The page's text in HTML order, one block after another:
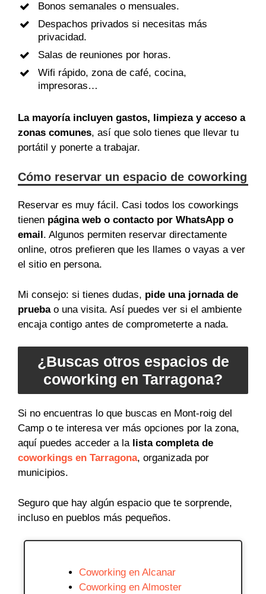
Bonos semanales o mensuales.
Despachos privados si necesitas más
privacidad.
Salas de reuniones por horas.
Wifi rápido, zona de café, cocina,
impresoras…
La mayoría incluyen gastos, limpieza y acceso a
zonas comunes, así que solo tienes que llevar tu
portátil y ponerte a trabajar.
Cómo reservar un espacio de coworking
Reservar es muy fácil. Casi todos los coworkings
tienen página web o contacto por WhatsApp o
email . Algunos permiten reservar directamente
online, otros prefieren que les llames o vayas a ver
el sitio en persona.
Mi consejo: si tienes dudas, pide una jornada de
pruebao una visita. Así puedes ver si el ambiente
encaja contigo antes de comprometerte a nada.
¿Buscas otros espacios de
coworking en Tarragona?
Si no encuentras lo que buscas en Mont-roig del
Camp o te interesa ver más opciones por la zona,
aquí puedes acceder a lalista completa de
coworkings en Tarragona, organizada por
municipios.
Seguro que hay algún espacio que te sorprende,
incluso en pueblos más pequeños.
Coworking en Alcanar
Coworking en Almoster